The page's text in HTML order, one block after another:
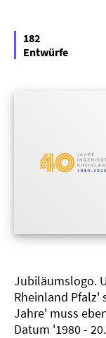
182
Entwürfe
Jubiläumslogo.
Rheinland Pfalz'
Jahre' muss
Datum '1980 -